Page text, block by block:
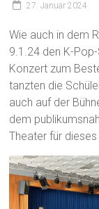
27. Januar 2024
Wie auch in dem
9.1.24 den K-
Konzert zum
tanzten die
auch auf der
dem
Theater für